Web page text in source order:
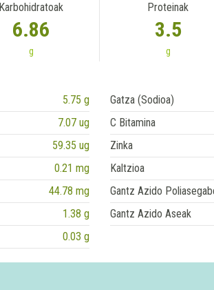
Karbohidratoak
6.86
g
Proteinak
3.5
g
5.75 g Gatza (Sodioa)
7.07 ug C Bitamina
59.35 ug Zinka
0.21 mg Kaltzioa
44.78 mg Gantz Azido
1.38 g Gantz Azido Aseak
0.03 g